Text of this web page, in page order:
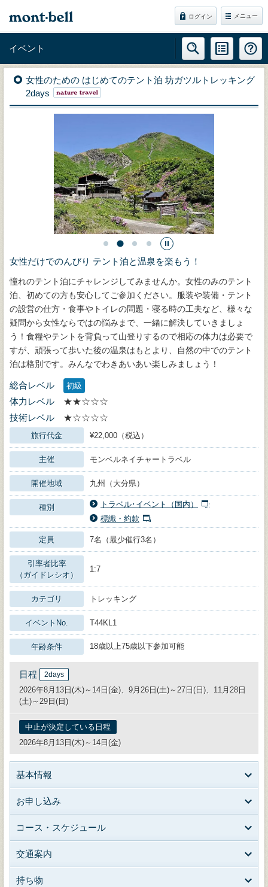
ログイン メニュー
イベント
女性のための はじめてのテント泊 坊ガツルトレッキング
2days
女性だけでのんびり テント泊と温泉を楽もう！
憧れのテント泊にチャレンジしてみませんか。女性のみのテント
泊、初めての方も安心してご参加ください。服装や装備・テント
の設営の仕方・食事やトイレの問題・寝る時の工夫など、様々な
疑問から女性ならではの悩みまで、一緒に解決していきましょ
う！食糧やテントを背負って山登りするので相応の体力は必要で
すが、頑張って歩いた後の温泉はもとより、自然の中でのテント
泊は格別です。みんなでわきあいあい楽しみましょう！
総合レベル 初級
体力レベル
★★☆☆☆
技術レベル
★☆☆☆☆
旅行代金 ¥22,000（税込）
主催 モンベルネイチャートラベル
開催地域 九州（大分県）
種別
トラベル･イベント（国内）
標識・約款
定員 7名（最少催行3名）
引率者比率
（ガイドレシオ）
1:7
カテゴリ トレッキング
イベントNo. T44KL1
年齢条件 18歳以上75歳以下参加可能
日程 2days
2026年8月13日(木)～14日(金)、9月26日(土)～27日(日)、11月28日
(土)～29日(日)
中止が決定している日程
2026年8月13日(木)～14日(金)
基本情報
お申し込み
コース・スケジュール
交通案内
持ち物